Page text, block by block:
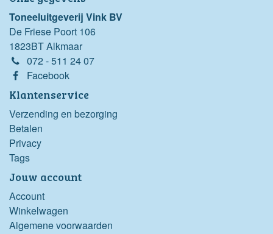
Toneeluitgeverij Vink BV
De Friese Poort 106
1823BT Alkmaar
072 - 511 24 07
Facebook
Klantenservice
Verzending en bezorging
Betalen
Privacy
Tags
Jouw account
Account
Winkelwagen
Algemene voorwaarden